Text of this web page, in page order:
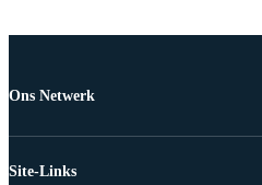
Ons Netwerk
Site-Links